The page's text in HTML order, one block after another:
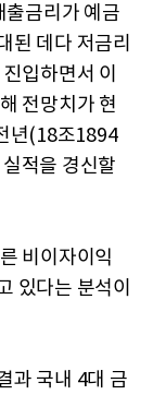
출금리가 예금
된 데다 저금리
입하면서 이
전망치가 현
년(18조1894
적을 경신할
비이자이익
있다는 분석이
과 국내 4대 금